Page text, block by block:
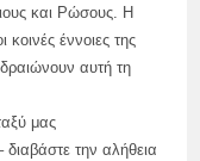
και Ρώσους. Η
κοινές έννοιες της
αυτή τη
μας
την αλήθεια